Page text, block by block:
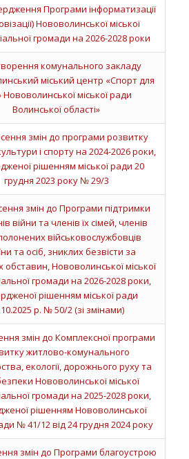
Програми інформатизації
Нововолинської міської
громади на 2026-2028 роки
комунального закладу
міський центр «Спорт для
Нововолинської міської ради
Волинської області»
змін до програми розвитку
і спорту на 2024-2026 роки,
рішенням міської ради 20
грудня 2023 року № 29/3
змін до Програми підтримки
війни та членів їх сімей, членів
військовослужбовців
та осіб, зниклих безвісти за
обставин, Нововолинської міської
громади на 2026-2028 роки,
рішенням міської ради
р. № 50/2 (зі змінами)
змін до Комплексної програми
житлово-комунального
екології, дорожнього руху та
Нововолинської міської
громади на 2025-2028 роки,
рішенням Нововолинської
№ 41/12 від 24 грудня 2024 року
змін до Програми благоустрою